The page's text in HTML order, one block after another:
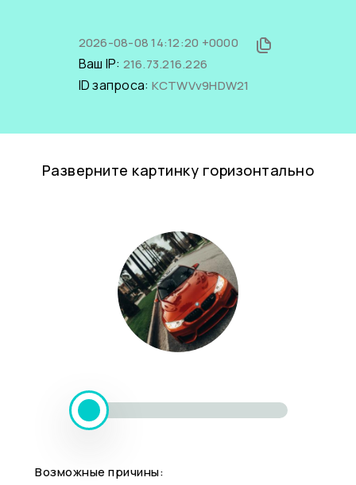
2026-08-08 14:12:20 +0000
Ваш IP: 216.73.216.226
ID запроса: KCTWVv9HDW21
Разверните картинку горизонтально
Возможные причины: